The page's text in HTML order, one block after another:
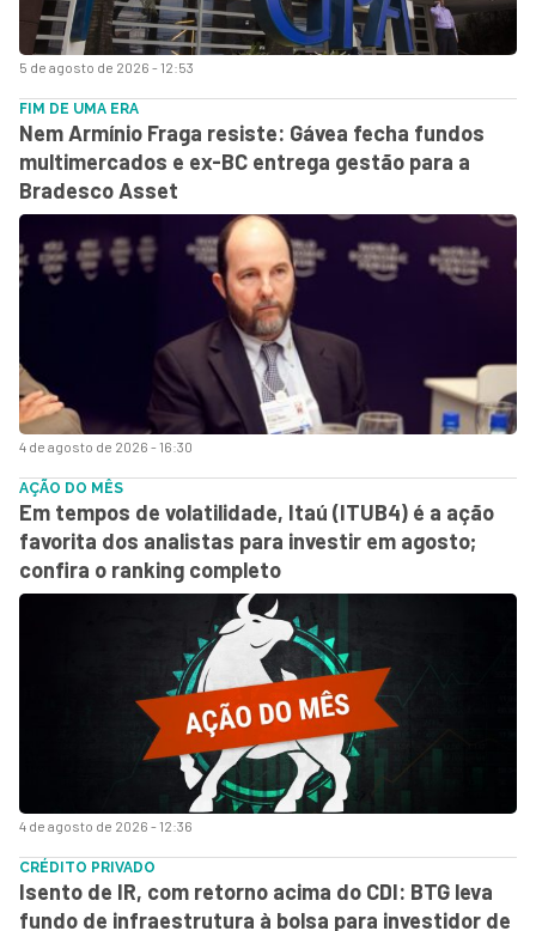
5 de agosto de 2026 - 12:53
4 de agosto de 2026 - 16:30
FIM DE UMA ERA
Nem Armínio Fraga resiste: Gávea fecha fundos
multimercados e ex-BC entrega gestão para a
Bradesco Asset
4 de agosto de 2026 - 12:36
AÇÃO DO MÊS
Em tempos de volatilidade, Itaú (ITUB4) é a ação
favorita dos analistas para investir em agosto;
confira o ranking completo
CRÉDITO PRIVADO
Isento de IR, com retorno acima do CDI: BTG leva
fundo de infraestrutura à bolsa para investidor de